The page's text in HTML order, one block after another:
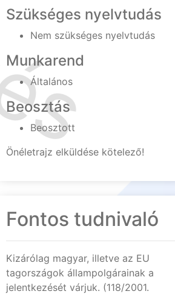
Szükséges nyelvtudás
Nem szükséges nyelvtudás
Munkarend
Általános
Beosztás
Beosztott
Önéletrajz elküldése kötelező!
Fontos tudnivaló
Kizárólag magyar, illetve az EU
tagországok állampolgárainak a
jelentkezését várjuk. (118/2001.